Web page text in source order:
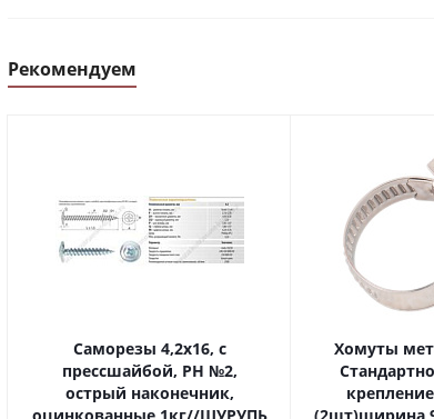
Рекомендуем
Саморезы 4,2х16, с
прессшайбой, PH №2,
острый наконечник,
Хомуты